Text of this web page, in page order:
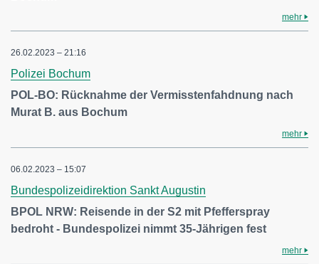
mehr
26.02.2023 – 21:16
Polizei Bochum
POL-BO: Rücknahme der Vermisstenfahdnung nach
Murat B. aus Bochum
mehr
06.02.2023 – 15:07
Bundespolizeidirektion Sankt Augustin
BPOL NRW: Reisende in der S2 mit Pfefferspray
bedroht - Bundespolizei nimmt 35-Jährigen fest
mehr